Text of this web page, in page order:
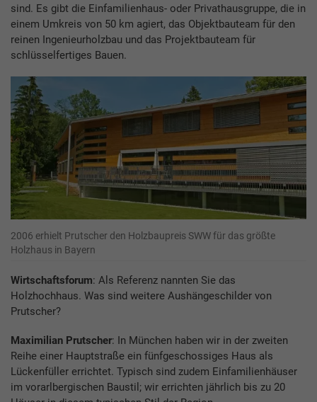
sind. Es gibt die Einfamilienhaus- oder Privathausgruppe, die in
einem Umkreis von 50 km agiert, das Objektbauteam für den
reinen Ingenieurholzbau und das Projektbauteam für
schlüsselfertiges Bauen.
2006 erhielt Prutscher den Holzbaupreis SWW für das größte
Holzhaus in Bayern
Wirtschaftsforum: Als Referenz nannten Sie das
Holzhochhaus. Was sind weitere Aushängeschilder von
Prutscher?
Maximilian Prutscher: In München haben wir in der zweiten
Reihe einer Hauptstraße ein fünfgeschossiges Haus als
Lückenfüller errichtet. Typisch sind zudem Einfamilienhäuser
im vorarlbergischen Baustil; wir errichten jährlich bis zu 20